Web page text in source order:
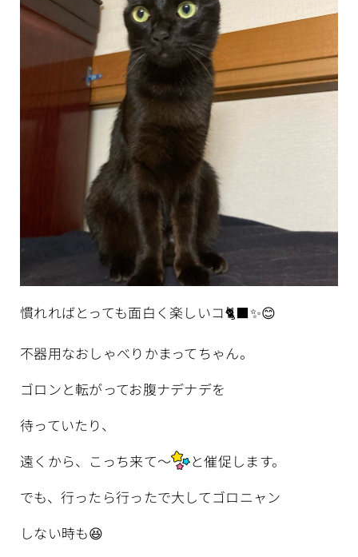
慣れればとっても面白く楽しいコ🐈‍⬛✨😊
不器用なおしゃべりかまってちゃん。
ゴロンと転がってお腹ナデナデを
待っていたり、
遠くから、こっち来て〜
と催促します。
でも、行ったら行ったで大してゴロニャン
しない時も😆